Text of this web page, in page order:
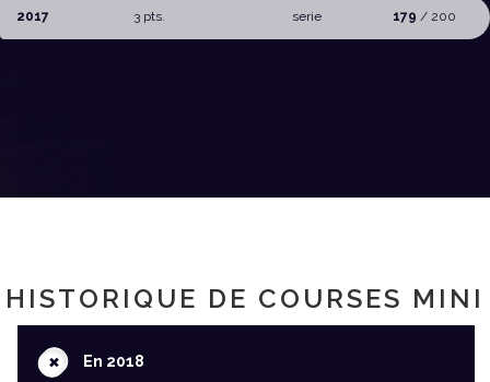
2017 3 pts. serie 179 / 200
HISTORIQUE DE COURSES MINI
+En 2018